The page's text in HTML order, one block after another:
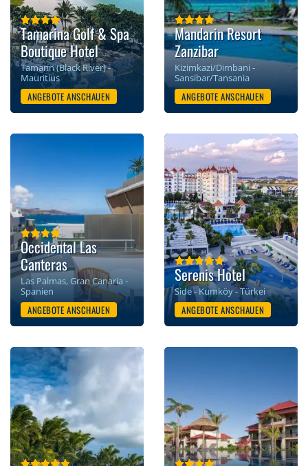
Tamarina Golf & Spa
Boutique Hotel
Tamarin (Black River) -
Mauritius
ANGEBOTE ANSCHAUEN
Mandarin Resort
Zanzibar
Kizimkazi/Dimbani -
Sansibar/Tansania
ANGEBOTE ANSCHAUEN
Occidental Las
Canteras
Las Palmas, Gran Canaria -
Spanien
ANGEBOTE ANSCHAUEN
Serenis Hotel
Side - Kumköy - Türkei
ANGEBOTE ANSCHAUEN